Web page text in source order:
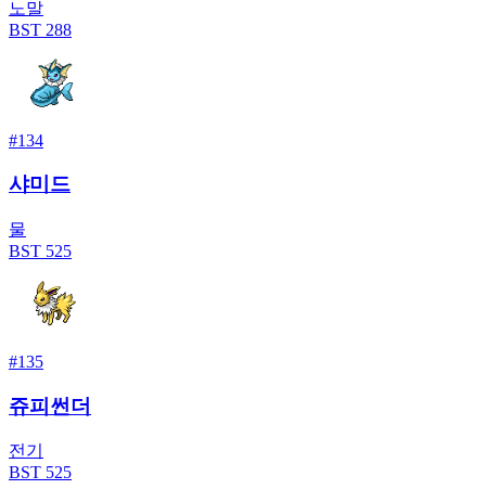
노말
BST 288
#134
샤미드
물
BST 525
#135
쥬피썬더
전기
BST 525